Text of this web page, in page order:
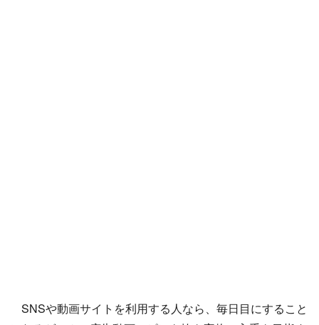
SNSや動画サイトを利用する人なら、毎日目にすること